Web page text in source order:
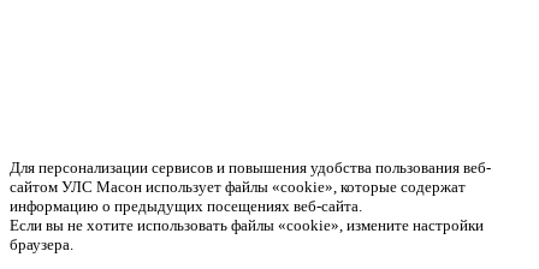
Для персонализации сервисов и повышения удобства пользования веб-
сайтом УЛС Масон использует файлы «cookie», которые содержат
информацию о предыдущих посещениях веб-сайта.
Если вы не хотите использовать файлы «cookie», измените настройки
браузера.